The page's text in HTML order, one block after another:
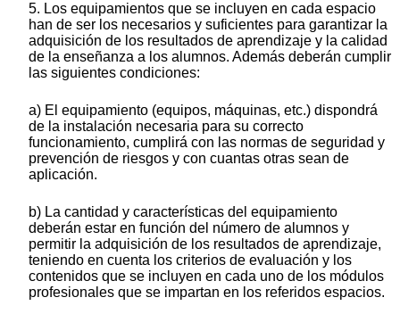
5. Los equipamientos que se incluyen en cada espacio
han de ser los necesarios y suficientes para garantizar la
adquisición de los resultados de aprendizaje y la calidad
de la enseñanza a los alumnos. Además deberán cumplir
las siguientes condiciones:
a) El equipamiento (equipos, máquinas, etc.) dispondrá
de la instalación necesaria para su correcto
funcionamiento, cumplirá con las normas de seguridad y
prevención de riesgos y con cuantas otras sean de
aplicación.
b) La cantidad y características del equipamiento
deberán estar en función del número de alumnos y
permitir la adquisición de los resultados de aprendizaje,
teniendo en cuenta los criterios de evaluación y los
contenidos que se incluyen en cada uno de los módulos
profesionales que se impartan en los referidos espacios.